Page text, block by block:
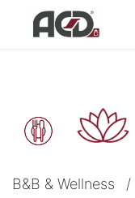
B&B & Wellness /